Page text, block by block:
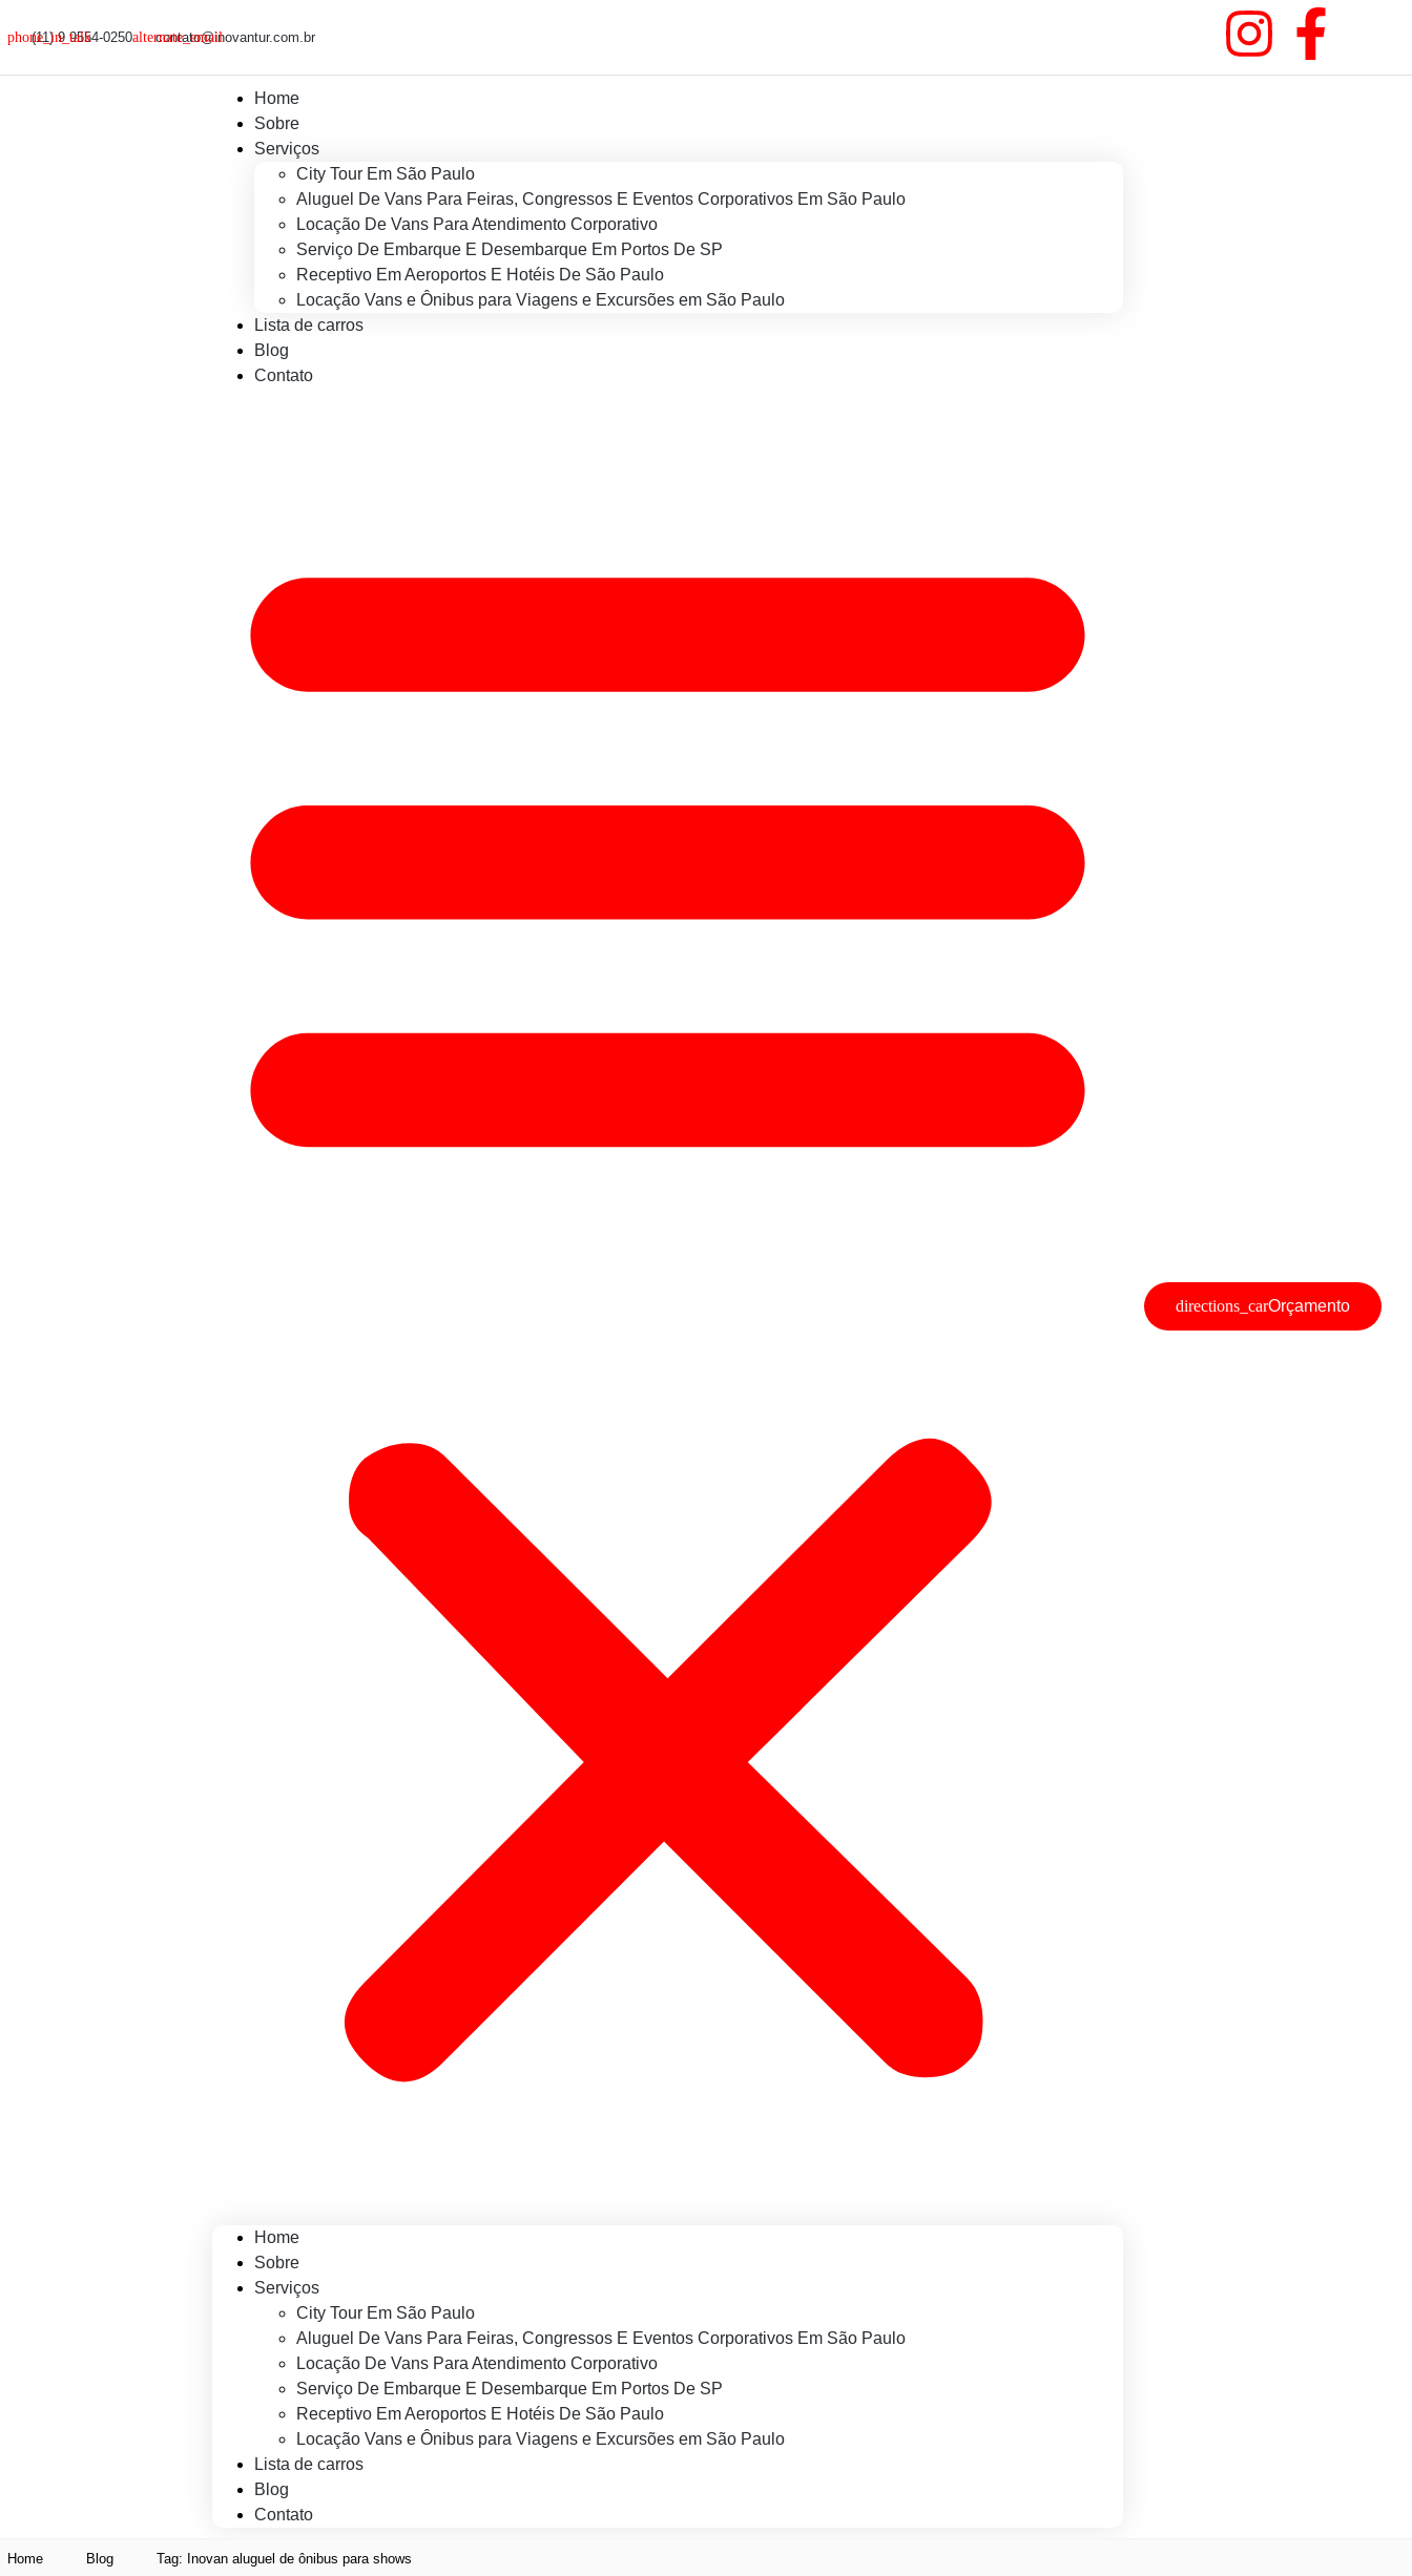
(11) 9 9554-0250 contato@inovantur.com.br
Home
Sobre
Serviços
City Tour Em São Paulo
Aluguel De Vans Para Feiras, Congressos E Eventos Corporativos Em São Paulo
Locação De Vans Para Atendimento Corporativo
Serviço De Embarque E Desembarque Em Portos De SP
Receptivo Em Aeroportos E Hotéis De São Paulo
Locação Vans e Ônibus para Viagens e Excursões em São Paulo
Lista de carros
Blog
Contato
Home
Sobre
Serviços
City Tour Em São Paulo
Aluguel De Vans Para Feiras, Congressos E Eventos Corporativos Em São Paulo
Locação De Vans Para Atendimento Corporativo
Serviço De Embarque E Desembarque Em Portos De SP
Receptivo Em Aeroportos E Hotéis De São Paulo
Locação Vans e Ônibus para Viagens e Excursões em São Paulo
Lista de carros
Blog
Contato
Orçamento
Home Blog Tag: Inovan aluguel de ônibus para shows